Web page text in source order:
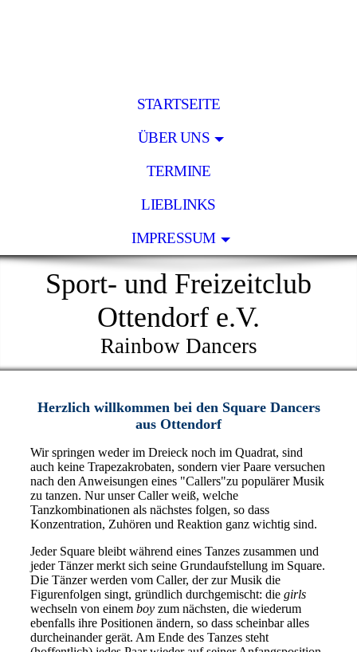
STARTSEITE
ÜBER UNS
TERMINE
LIEBLINKS
IMPRESSUM
Sport- und Freizeitclub
Ottendorf e.V.
Rainbow Dancers
Herzlich willkommen bei den Square Dancers
aus Ottendorf
Wir springen weder im Dreieck noch im Quadrat, sind
auch keine Trapezakrobaten, sondern vier Paare versuchen
nach den Anweisungen eines "Callers"zu populärer Musik
zu tanzen. Nur unser Caller weiß, welche
Tanzkombinationen als nächstes folgen, so dass
Konzentration, Zuhören und Reaktion ganz wichtig sind.
Jeder Square bleibt während eines Tanzes zusammen und
jeder Tänzer merkt sich seine Grundaufstellung im Square.
Die Tänzer werden vom Caller, der zur Musik die
Figurenfolgen singt, gründlich durchgemischt: diegirls
wechseln von einem boyzum nächsten, die wiederum
ebenfalls ihre Positionen ändern, so dass scheinbar alles
durcheinander gerät. Am Ende des Tanzes steht